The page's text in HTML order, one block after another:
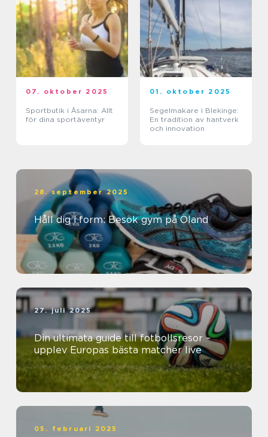
07. oktober 2025
Sportbutik i Åsarna: Allt
för dina sportäventyr
01. oktober 2025
Segelmakare i Blekinge:
En tradition av hantverk
och innovation
28. september 2025
Håll dig i form: Besök gym på Öland
27. juli 2025
Din ultimata guide till fotbollsresor –
upplev Europas bästa matcher live
05. februari 2025